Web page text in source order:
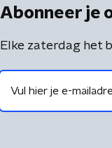
Abonneer je
Elke zaterdag het